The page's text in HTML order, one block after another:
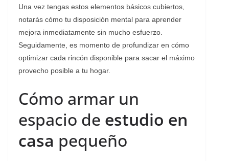
​Una vez tengas estos elementos básicos cubiertos,
notarás cómo tu disposición mental para aprender
mejora inmediatamente sin mucho esfuerzo.
Seguidamente, es momento de profundizar en cómo
optimizar cada rincón disponible para sacar el máximo
provecho posible a tu hogar.
​Cómo armar un
espacio de estudio en
casa pequeño